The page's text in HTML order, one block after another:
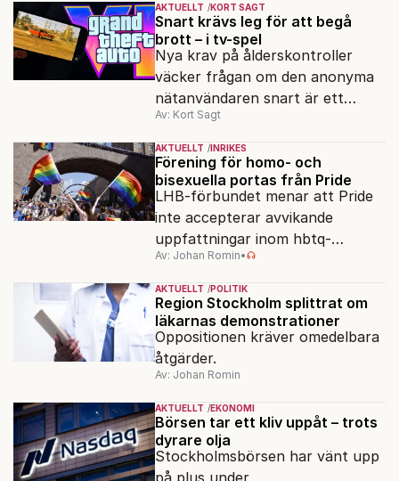
AKTUELLT KORT SAGT
Snart krävs leg för att begå
brott – i tv-spel
Nya krav på ålderskontroller
väcker frågan om den anonyma
nätanvändaren snart är ett
minne blott.
Av: Kort Sagt
AKTUELLT INRIKES
Förening för homo- och
bisexuella portas från Pride
LHB-förbundet menar att Pride
inte accepterar avvikande
uppfattningar inom hbtq-
rörelsen. "Vi har inga problem
med transpersoner", säger
ordföranden Linn Saarinen.
Av: Johan Romin•
AKTUELLT POLITIK
Region Stockholm splittrat om
läkarnas demonstrationer
Oppositionen kräver omedelbara
åtgärder.
Av: Johan Romin
AKTUELLT EKONOMI
Börsen tar ett kliv uppåt – trots
dyrare olja
Stockholmsbörsen har vänt upp
på plus under